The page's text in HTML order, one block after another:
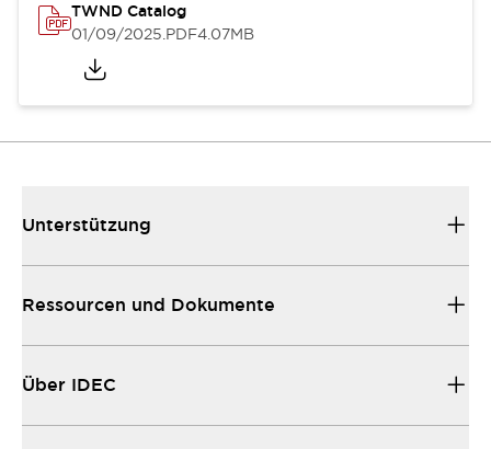
TWND Catalog
01/09/2025.PDF4.07MB
Unterstützung
Ressourcen und Dokumente
Über IDEC